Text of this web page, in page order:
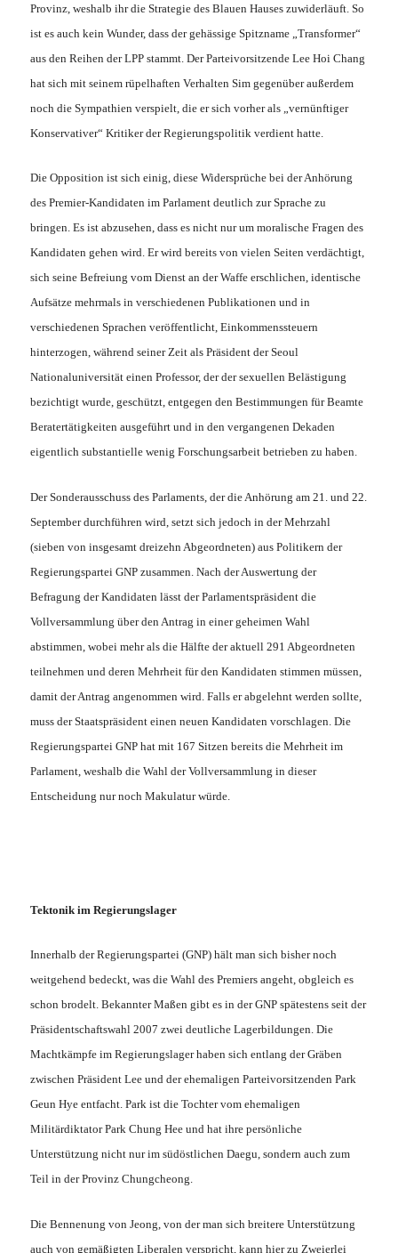
Provinz, weshalb ihr die Strategie des Blauen Hauses zuwiderläuft. So
ist es auch kein Wunder, dass der gehässige Spitzname „Transformer“
aus den Reihen der LPP stammt. Der Parteivorsitzende Lee Hoi Chang
hat sich mit seinem rüpelhaften Verhalten Sim gegenüber außerdem
noch die Sympathien verspielt, die er sich vorher als „vernünftiger
Konservativer“ Kritiker der Regierungspolitik verdient hatte.
Die Opposition ist sich einig, diese Widersprüche bei der Anhörung
des Premier-Kandidaten im Parlament deutlich zur Sprache zu
bringen. Es ist abzusehen, dass es nicht nur um moralische Fragen des
Kandidaten gehen wird. Er wird bereits von vielen Seiten verdächtigt,
sich seine Befreiung vom Dienst an der Waffe erschlichen, identische
Aufsätze mehrmals in verschiedenen Publikationen und in
verschiedenen Sprachen veröffentlicht, Einkommenssteuern
hinterzogen, während seiner Zeit als Präsident der Seoul
Nationaluniversität einen Professor, der der sexuellen Belästigung
bezichtigt wurde, geschützt, entgegen den Bestimmungen für Beamte
Beratertätigkeiten ausgeführt und in den vergangenen Dekaden
eigentlich substantielle wenig Forschungsarbeit betrieben zu haben.
Der Sonderausschuss des Parlaments, der die Anhörung am 21. und 22.
September durchführen wird, setzt sich jedoch in der Mehrzahl
(sieben von insgesamt dreizehn Abgeordneten) aus Politikern der
Regierungspartei GNP zusammen. Nach der Auswertung der
Befragung der Kandidaten lässt der Parlamentspräsident die
Vollversammlung über den Antrag in einer geheimen Wahl
abstimmen, wobei mehr als die Hälfte der aktuell 291 Abgeordneten
teilnehmen und deren Mehrheit für den Kandidaten stimmen müssen,
damit der Antrag angenommen wird. Falls er abgelehnt werden sollte,
muss der Staatspräsident einen neuen Kandidaten vorschlagen. Die
Regierungspartei GNP hat mit 167 Sitzen bereits die Mehrheit im
Parlament, weshalb die Wahl der Vollversammlung in dieser
Entscheidung nur noch Makulatur würde.
Tektonik im Regierungslager
Innerhalb der Regierungspartei (GNP) hält man sich bisher noch
weitgehend bedeckt, was die Wahl des Premiers angeht, obgleich es
schon brodelt. Bekannter Maßen gibt es in der GNP spätestens seit der
Präsidentschaftswahl 2007 zwei deutliche Lagerbildungen. Die
Machtkämpfe im Regierungslager haben sich entlang der Gräben
zwischen Präsident Lee und der ehemaligen Parteivorsitzenden Park
Geun Hye entfacht. Park ist die Tochter vom ehemaligen
Militärdiktator Park Chung Hee und hat ihre persönliche
Unterstützung nicht nur im südöstlichen Daegu, sondern auch zum
Teil in der Provinz Chungcheong.
Die Bennenung von Jeong, von der man sich breitere Unterstützung
auch von gemäßigten Liberalen verspricht, kann hier zu Zweierlei